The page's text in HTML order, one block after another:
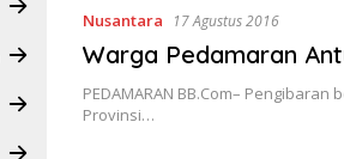
Nusantara 17 Agustus 2016
Warga Pedamaran
PEDAMARAN BB.Com–
Provinsi…